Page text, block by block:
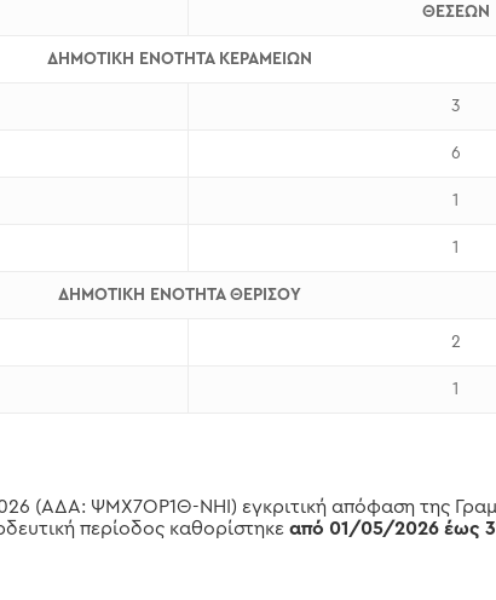
ΘΕΣΕΩΝ
ΔΗΜΟΤΙΚΗ ΕΝΟΤΗΤΑ ΚΕΡΑΜΕΙΩΝ
3
6
1
1
ΔΗΜΟΤΙΚΗ ΕΝΟΤΗΤΑ ΘΕΡΙΣΟΥ
2
1
(ΑΔΑ: ΨΜΧ7ΟΡ1Θ-ΝΗΙ) εγκριτική απόφαση της
περίοδος καθορίστηκε από 01/05/2026 έως